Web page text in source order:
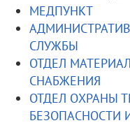
МЕДПУНКТ
СЛУЖБЫ
ОТДЕЛ
СНАБЖЕНИЯ
ОТДЕЛ ОХРАНЫ
БЕЗОПАСНОСТИ